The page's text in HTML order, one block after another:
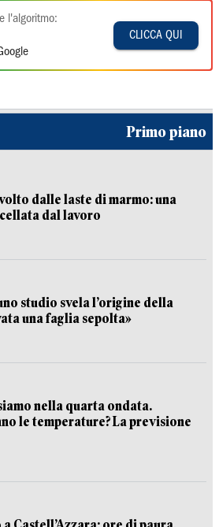
l'algoritmo:
CLICCA QUI
Primo piano
dalle laste di marmo: una
dal lavoro
studio svela l’origine della
una faglia sepolta»
nella quarta ondata.
le temperature? La previsione